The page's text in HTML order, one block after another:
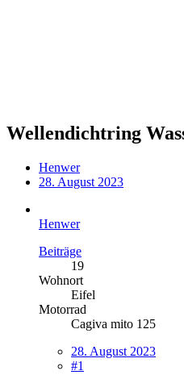
Wellendichtring
Henwer
28. August 2023
Henwer
Beiträge
19
Wohnort
Eifel
Motorrad
Cagiva mito 125
28. August 2023
#1